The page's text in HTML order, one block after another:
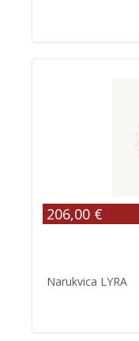
206,00 €
Narukvica LYRA